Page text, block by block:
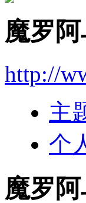
魔罗
http://
主
个
魔罗